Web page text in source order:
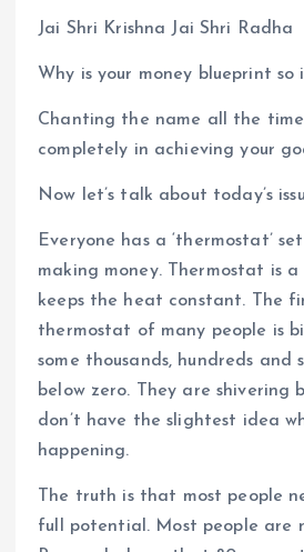
Jai Shri Krishna Jai Shri Radha
Why is your money blueprint so
Chanting the name all the
completely in achieving your
Now let’s talk about today’s
Everyone has a ‘thermostat’
making money. Thermostat is a
keeps the heat constant. The
thermostat of many people is
some thousands, hundreds and
below zero. They are shivering
don’t have the slightest idea
happening.
The truth is that most people
full potential. Most people are